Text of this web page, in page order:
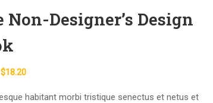
Non-Designer’s Design
$18.20
habitant morbi tristique senectus et netus et